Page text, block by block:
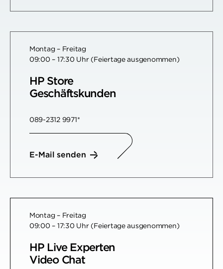
Montag – Freitag
09:00 – 17:30 Uhr (Feiertage ausgenommen)
HP Store
Geschäftskunden
089-2312 9971*
E-Mail senden
Montag – Freitag
09:00 – 17:30 Uhr (Feiertage ausgenommen)
HP Live Experten
Video Chat